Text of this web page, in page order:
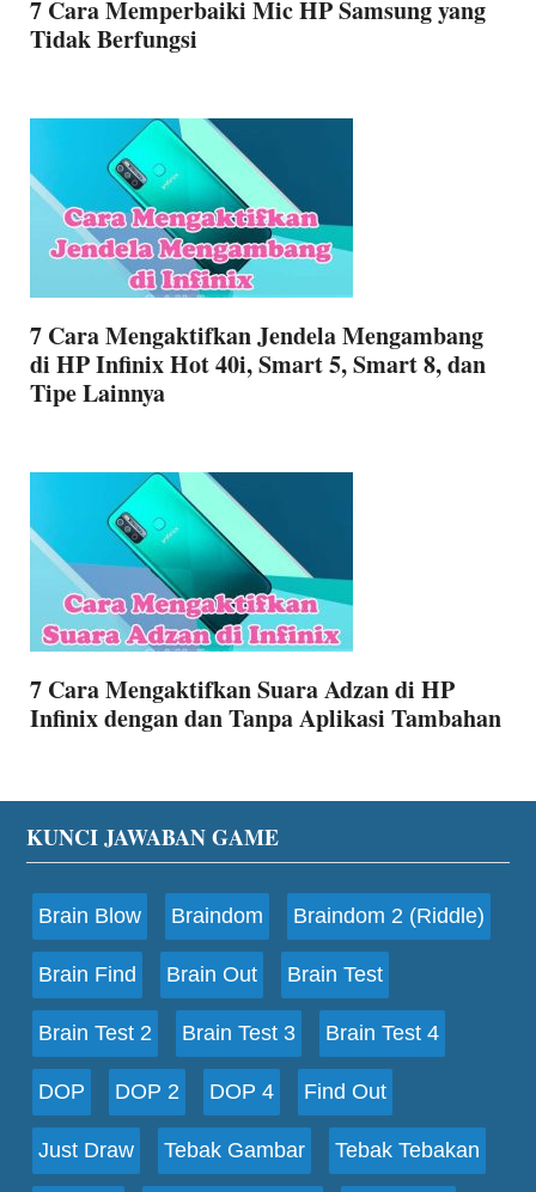
7 Cara Memperbaiki Mic HP Samsung yang
Tidak Berfungsi
7 Cara Mengaktifkan Jendela Mengambang
di HP Infinix Hot 40i, Smart 5, Smart 8, dan
Tipe Lainnya
7 Cara Mengaktifkan Suara Adzan di HP
Infinix dengan dan Tanpa Aplikasi Tambahan
Footer
KUNCI JAWABAN GAME
Brain Blow Braindom Braindom 2 (Riddle)
Brain Find Brain Out Brain Test
Brain Test 2 Brain Test 3 Brain Test 4
DOP DOP 2 DOP 4 Find Out
Just Draw Tebak Gambar Tebak Tebakan